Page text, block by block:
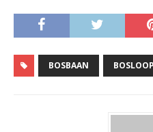
BOSBAAN BOSLOOP